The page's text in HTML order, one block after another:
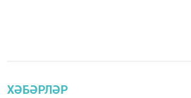
ХӘБӘРЛӘР